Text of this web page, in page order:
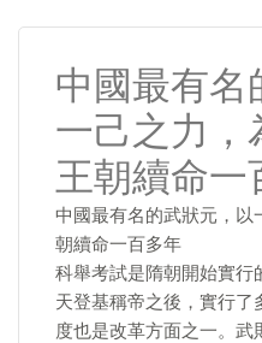
中國最有
一己之力，
王朝續命一
中國最有名的武狀元，以
朝續命一百多年
科舉考試是隋朝開始實行
天登基稱帝之後，實行了
度也是改革方面之一。武